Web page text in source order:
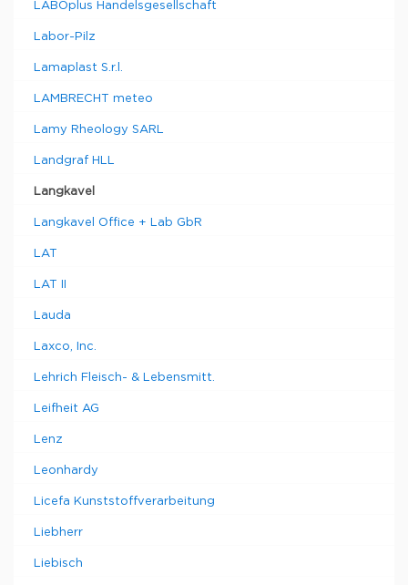
LABOplus Handelsgesellschaft
Labor-Pilz
Lamaplast S.r.l.
LAMBRECHT meteo
Lamy Rheology SARL
Landgraf HLL
Langkavel
Langkavel Office + Lab GbR
LAT
LAT II
Lauda
Laxco, Inc.
Lehrich Fleisch- & Lebensmitt.
Leifheit AG
Lenz
Leonhardy
Licefa Kunststoffverarbeitung
Liebherr
Liebisch